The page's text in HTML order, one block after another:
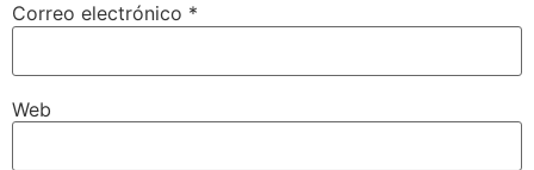
Correo electrónico *
Web